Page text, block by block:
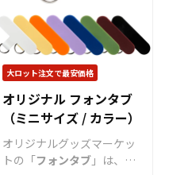
アイテムとなっておりま
す。販売に必要な資材も取
り揃えておりますので、お
客様にはデザインをご入稿
いただくだけでオリジナル
商品として販売していただ
くことができます。 短納
能ですのでご不明点があり
ましたらお気軽にご相談く
大ロット注文で最安価格
オリジナル フォンタブ
（ミニサイズ / カラー）
オリジナルグッズマーケッ
トの「フォンタブ 」は、ス